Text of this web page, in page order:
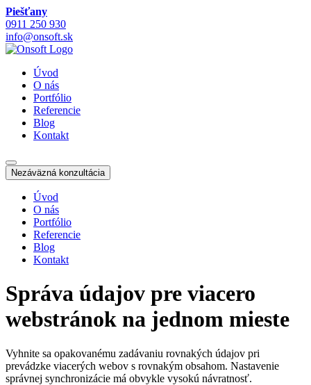
Piešťany
0911 250 930
info@onsoft.sk
Úvod
O nás
Portfólio
Referencie
Blog
Kontakt
Nezáväzná konzultácia
Úvod
O nás
Portfólio
Referencie
Blog
Kontakt
Správa údajov pre viacero
webstránok na jednom mieste
Vyhnite sa opakovanému zadávaniu rovnakých údajov pri
prevádzke viacerých webov s rovnakým obsahom. Nastavenie
správnej synchronizácie má obvykle vysokú návratnosť.